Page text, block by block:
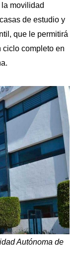
movilidad
de estudio y
que le permitirá
ciclo completo en
Autónoma de